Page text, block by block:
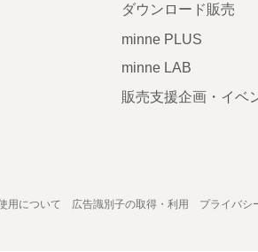
ダウンロード販売
minne PLUS
minne LAB
販売支援企画・イベ
用について 広告識別子の取得・利用 プライバシ